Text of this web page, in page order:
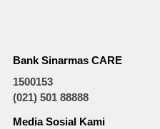
Bank Sinarmas CARE
1500153
(021) 501 88888
Media Sosial Kami